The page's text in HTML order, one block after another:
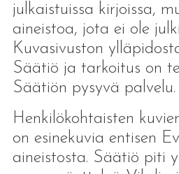
julkaistuissa kirjoissa,
aineistoa, jota ei ole
Kuvasivuston
Säätiö ja tarkoitus on
Säätiön pysyvä palvelu.
Henkilökohtaisten
on esinekuvia entisen
aineistosta. Säätiö piti